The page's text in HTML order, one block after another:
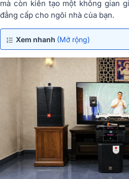
mà còn kiến tạo một không gian
đẳng cấp cho ngôi nhà của bạn.
Xem nhanh (Mở rộng)